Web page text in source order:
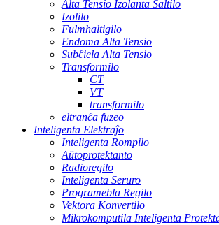
Alta Tensio Izolanta Ŝaltilo
Izolilo
Fulmhaltigilo
Endoma Alta Tensio
Subĉiela Alta Tensio
Transformilo
CT
VT
transformilo
eltranĉa fuzeo
Inteligenta Elektraĵo
Inteligenta Rompilo
Aŭtoprotektanto
Radioregilo
Inteligenta Seruro
Programebla Regilo
Vektora Konvertilo
Mikrokomputila Inteligenta